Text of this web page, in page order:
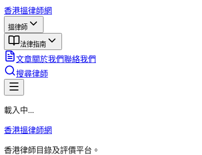
香港搵律師網
搵律師
法律指南
文章關於我們聯絡我們
搜尋律師
載入中...
香港搵律師網
香港律師目錄及評價平台。